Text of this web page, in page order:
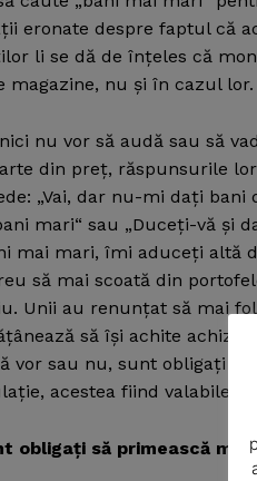
News
eronate despre faptul că
li se dă de înţeles că
magazine, nu şi în cazul lor.
nici nu vor să audă sau
din preţ, răspunsurile
„Vai, dar nu-mi daţi
mari“ sau „Duceţi-vă şi
mai mari, îmi aduceţi altă
să mai scoată din
Unii au renunţat să mai
să îşi achite
vor sau nu, sunt obligaţi
acestea fiind valabile
obligaţi să primească